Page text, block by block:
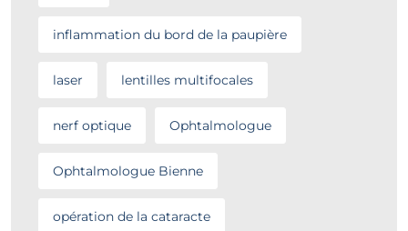
inflammation du bord de la paupière
laser lentilles multifocales
nerf optique Ophtalmologue
Ophtalmologue Bienne
opération de la cataracte